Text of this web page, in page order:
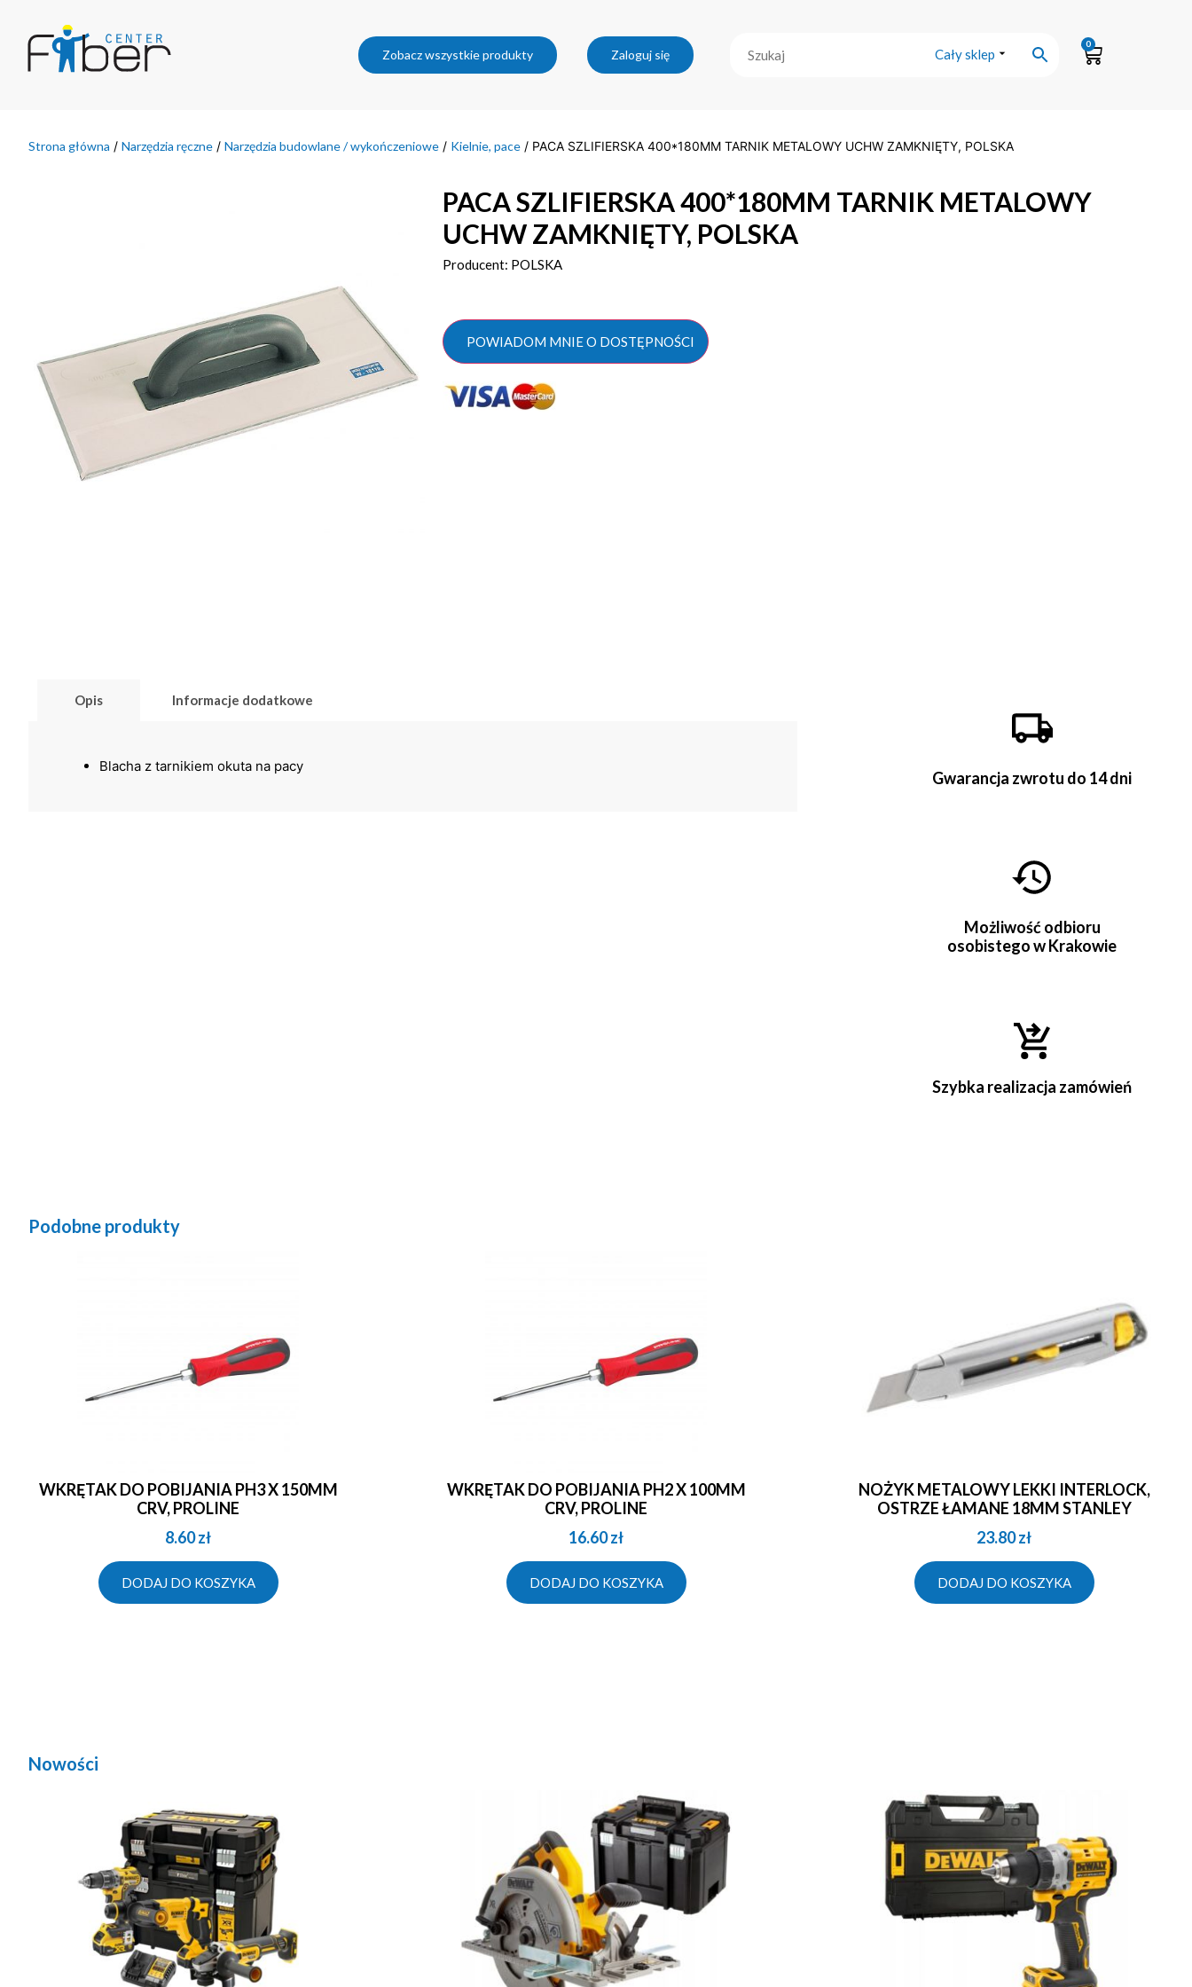
Zobacz wszystkie produkty Zaloguj się Cały sklep
0
Strona główna / Narzędzia ręczne / Narzędzia budowlane / wykończeniowe / Kielnie, pace / PACA SZLIFIERSKA 400*180MM TARNIK METALOWY UCHW ZAMKNIĘTY, POLSKA
PACA SZLIFIERSKA 400*180MM TARNIK METALOWY
UCHW ZAMKNIĘTY, POLSKA
Producent: POLSKA
POWIADOM MNIE O DOSTĘPNOŚCI
Opis Informacje dodatkowe
Blacha z tarnikiem okuta na pacy
Gwarancja zwrotu do 14 dni
Możliwość odbioru
osobistego w Krakowie
Szybka realizacja zamówień
Podobne produkty
WKRĘTAK DO POBIJANIA PH3 X 150MM
CRV, PROLINE
8.60zł
DODAJ DO KOSZYKA
WKRĘTAK DO POBIJANIA PH2 X 100MM
CRV, PROLINE
16.60zł
DODAJ DO KOSZYKA
NOŻYK METALOWY LEKKI INTERLOCK,
OSTRZE ŁAMANE 18MM STANLEY
23.80zł
DODAJ DO KOSZYKA
Nowości